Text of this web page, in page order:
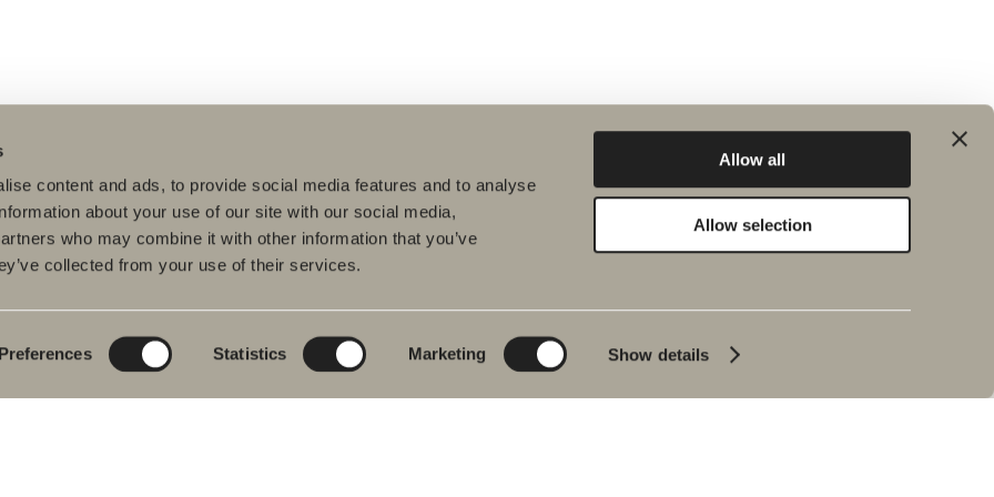
content and ads, to provide social media features and to analyse
about your use of our site with our social media,
who may combine it with other information that you’ve
collected from your use of their services.
Preferences Statistics Marketing Show details
Allow all
Allow selection
&
Serier
Poem Soft
Nyheter till
badrummet
Möbelserier
Granitkeramik
Ritverktyg
Ditt badrum digitalt
Rita i 3D
Skapa badrummet
Planet
Product
People
Produktkatalog
Blyertssvart
Hemma hos våra